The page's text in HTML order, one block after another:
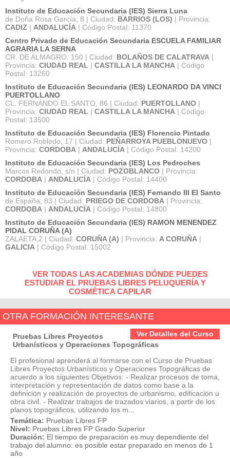
Instituto de Educación Secundaria (IES) Sierra Luna
de Doña Rosa García, 8 | Ciudad: BARRIOS (LOS) | Provincia:
CADIZ | ANDALUCÍA | Código Postal: 11370
Centro Privado de Educación Secundaria ESCUELA FAMILIAR
AGRARIA LA SERNA
CR. DE ALMAGRO, 150 | Ciudad: BOLAÑOS DE CALATRAVA |
Provincia: CIUDAD REAL | CASTILLA LA MANCHA | Código
Postal: 13260
Instituto de Educación Secundaria (IES) LEONARDO DA VINCI
PUERTOLLANO
CL. FERNANDO EL SANTO, 86 | Ciudad: PUERTOLLANO |
Provincia: CIUDAD REAL | CASTILLA LA MANCHA | Código
Postal: 13500
Instituto de Educación Secundaria (IES) Florencio Pintado
Romero Robledo, 17 | Ciudad: PEÑARROYA PUEBLONUEVO |
Provincia: CORDOBA | ANDALUCÍA | Código Postal: 14200
Instituto de Educación Secundaria (IES) Los Pedroches
Marcos Redondo, s/n | Ciudad: POZOBLANCO | Provincia:
CORDOBA | ANDALUCÍA | Código Postal: 14400
Instituto de Educación Secundaria (IES) Fernando III El Santo
de España, 83 | Ciudad: PRIEGO DE CORDOBA | Provincia:
CORDOBA | ANDALUCÍA | Código Postal: 14800
Instituto de Educación Secundaria (IES) RAMON MENENDEZ
PIDAL CORUÑA (A)
ZALAETA,2 | Ciudad: CORUÑA (A) | Provincia: A CORUÑA |
GALICIA | Código Postal: 15002
VER TODAS LAS ACADEMIAS DÓNDE PUEDES
ESTUDIAR EL PRUEBAS LIBRES PELUQUERÍA Y
COSMÉTICA CAPILAR
OTRA FORMACIÓN INTERESANTE
Ver Detalles del Curso
Pruebas Libres Proyectos
Urbanísticos y Operaciones Topográficas
El profesional aprenderá al formarse con el Curso de Pruebas
Libres Proyectos Urbanísticos y Operaciones Topográficas de
acuerdo a los siguientes Objetivos: - Realizar procesos de toma,
interpretación y representación de datos como base a la
definición y realización de proyectos de urbanismo, edificación u
obra civil. - Realizar trabajos de trazados viarios, a partir de los
planos topográficos, utilizando los m...
Temática: Pruebas Libres FP
Nivel: Pruebas Libres FP Grado Superior
Duración: El tiempo de preparación es muy dependiente del
trabajo del alumno: es posible estar preparado en menos de 1
año